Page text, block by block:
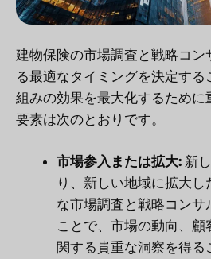
建物保険の市場調査と戦略コン
る最適なタイミングを決定する
組みの効果を最大化するために
要素は次のとおりです。
市場参入または拡大: 新
り、新しい地域に拡大
な市場調査と戦略コンサ
ことで、市場の動向、
関する貴重な洞察を得る